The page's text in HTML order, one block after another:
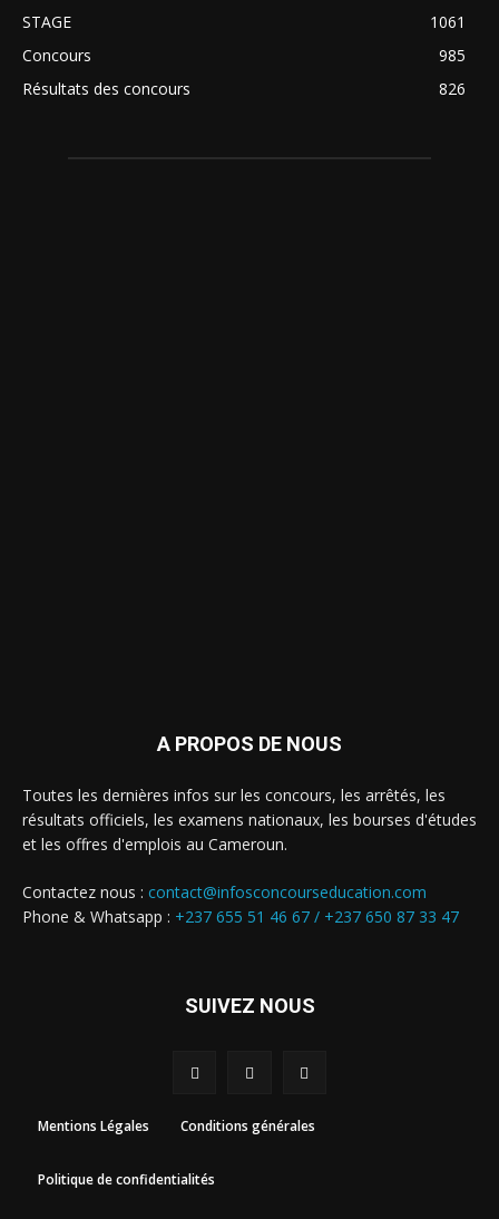
STAGE
1061
Concours
985
Résultats des concours
826
A PROPOS DE NOUS
Toutes les dernières infos sur les concours, les arrêtés, les
résultats officiels, les examens nationaux, les bourses d'études
et les offres d'emplois au Cameroun.
Contactez nous : contact@infosconcourseducation.com
Phone & Whatsapp : +237 655 51 46 67 / +237 650 87 33 47
SUIVEZ NOUS
Mentions Légales Conditions générales
Politique de confidentialités